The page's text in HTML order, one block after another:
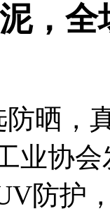
，全
晒，
业协
防护